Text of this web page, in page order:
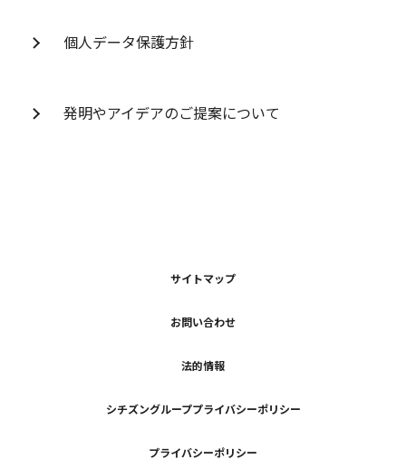
個人データ保護方針
発明やアイデアのご提案について
サイトマップ
お問い合わせ
法的情報
シチズングループプライバシーポリシー
プライバシーポリシー